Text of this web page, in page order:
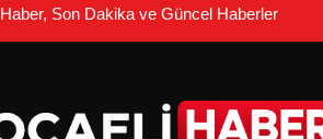
Son Dakika ve Güncel Haberler